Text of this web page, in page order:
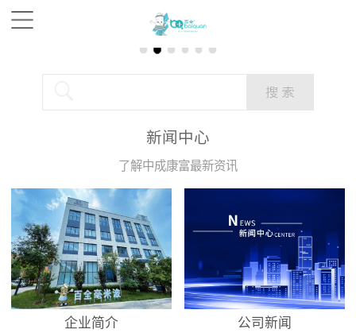
新闻中心
了解中成康富最新资讯
企业简介 公司新闻